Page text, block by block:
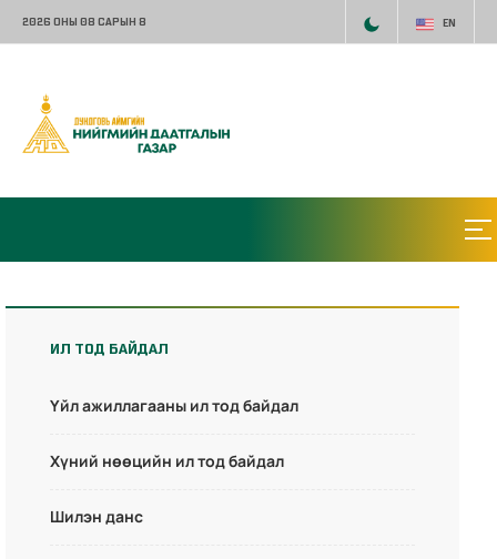
2026 ОНЫ 08 САРЫН 8 EN
ИЛ ТОД БАЙДАЛ
Үйл ажиллагааны ил тод байдал
Хүний нөөцийн ил тод байдал
Шилэн данс